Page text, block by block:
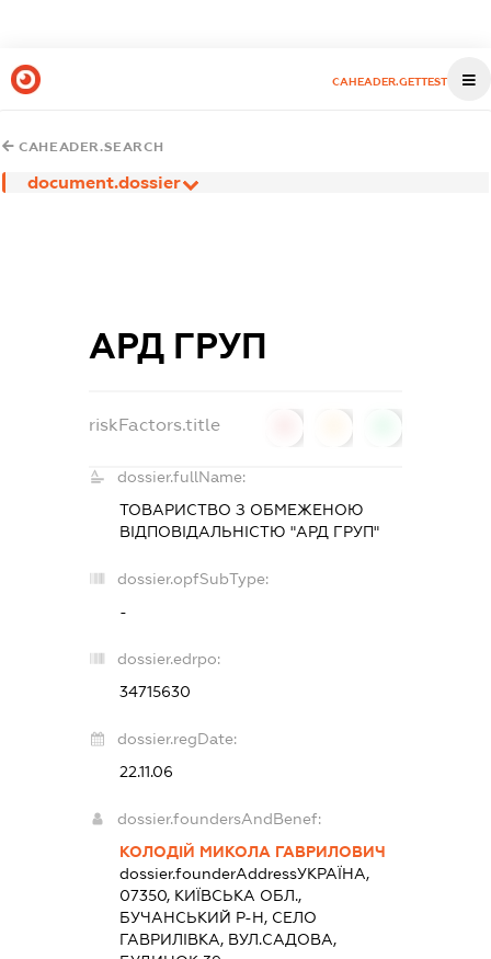
CAHEADER.GETTEST
CAHEADER.SEARCH
document.dossier
АРД ГРУП
riskFactors.title
dossier.fullName:
ТОВАРИСТВО З ОБМЕЖЕНОЮ
ВІДПОВІДАЛЬНІСТЮ "АРД ГРУП"
dossier.opfSubType:
-
dossier.edrpo:
34715630
dossier.regDate:
22.11.06
dossier.foundersAndBenef:
КОЛОДІЙ МИКОЛА ГАВРИЛОВИЧ
dossier.founderAddressУКРАЇНА,
07350, КИЇВСЬКА ОБЛ.,
БУЧАНСЬКИЙ Р-Н, СЕЛО
ГАВРИЛІВКА, ВУЛ.САДОВА,